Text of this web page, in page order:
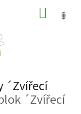
´Zvířecí
´Zvířecí